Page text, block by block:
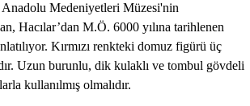
Medeniyetleri Müzesi'nin
Hacılar’dan M.Ö. 6000 yılına tarihlenen
Kırmızı renkteki domuz figürü üç
Uzun burunlu, dik kulaklı ve tombul gövdeli
kullanılmış olmalıdır.